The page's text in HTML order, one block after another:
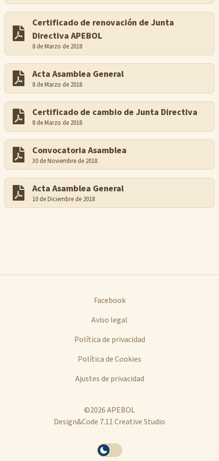
Certificado de renovación de Junta
Directiva APEBOL
8 de Marzo de 2018
Acta Asamblea General
8 de Marzo de 2018
Certificado de cambio de Junta Directiva
8 de Marzo de 2018
Convocatoria Asamblea
30 de Noviembre de 2018
Acta Asamblea General
10 de Diciembre de 2018
Facebook
Aviso legal
Política de privacidad
Política de Cookies
Ajustes de privacidad
©2026 APEBOL
Design&Code 7.11 Creative Studio
Activar